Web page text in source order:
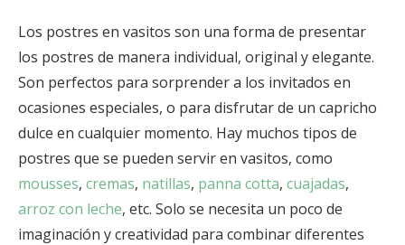
Los postres en vasitos son una forma de presentar
los postres de manera individual, original y elegante.
Son perfectos para sorprender a los invitados en
ocasiones especiales, o para disfrutar de un capricho
dulce en cualquier momento. Hay muchos tipos de
postres que se pueden servir en vasitos, como
mousses, cremas, natillas, panna cotta, cuajadas,
arroz con leche, etc. Solo se necesita un poco de
imaginación y creatividad para combinar diferentes